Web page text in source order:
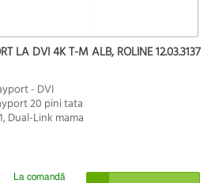
LA DVI 4K T-M ALB, ROLINE 12.03.3137
- DVI
20 pini tata
Dual-Link mama
La comandă